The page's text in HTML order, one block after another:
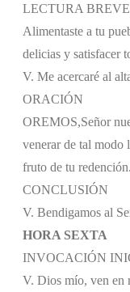
LECTURA BREVE
Alimentaste a tu
delicias y satisfacer
V. Me acercaré al
ORACIÓN
OREMOS,Señor
venerar de tal modo
fruto de tu
CONCLUSIÓN
V. Bendigamos al
HORA SEXTA
INVOCACIÓN
V. Dios mío, ven en